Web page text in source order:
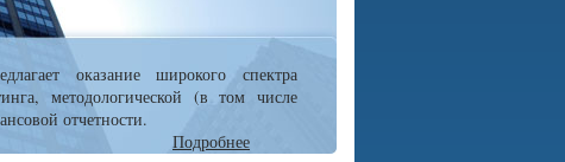
оказание широкого спектра
методологической (в том числе
отчетности.
Подробнее